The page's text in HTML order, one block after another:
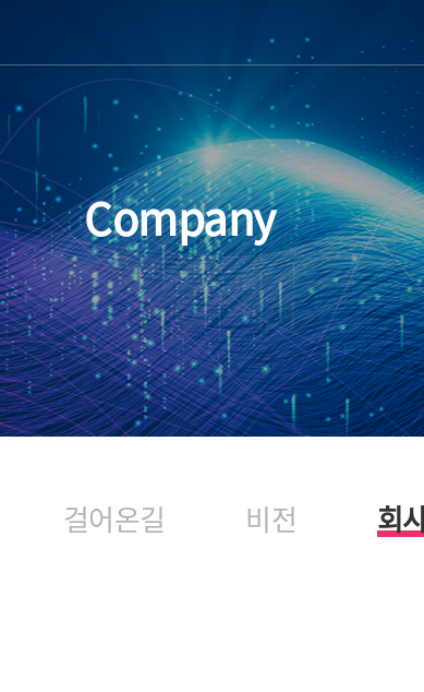
Company
걸어온길 비전 회